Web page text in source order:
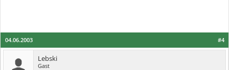
#4
04.06.2003
Lebski
Gast